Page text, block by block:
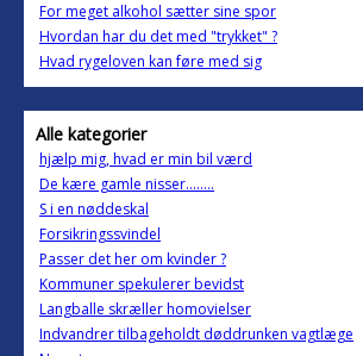
For meget alkohol sætter sine spor
Hvordan har du det med "trykket" ?
Hvad rygeloven kan føre med sig
Alle kategorier
hjælp mig, hvad er min bil værd
De kære gamle nisser........
S i en nøddeskal
Forsikringssvindel
Passer det her om kvinder ?
Kommuner spekulerer bevidst
Langballe skræller homovielser
Indvandrer tilbageholdt døddrunken vagtlæge